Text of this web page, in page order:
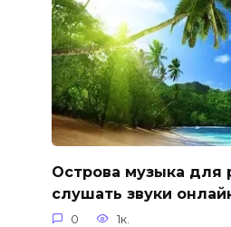
Острова музыка для
слушать звуки
0 1к.